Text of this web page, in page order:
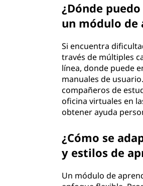
¿Dónde
un módulo de
Si encuentra
través de múltiples
línea, donde puede
manuales de
compañeros de
oficina virtuales en
obtener ayuda
¿Cómo se
y estilos de
Un módulo de